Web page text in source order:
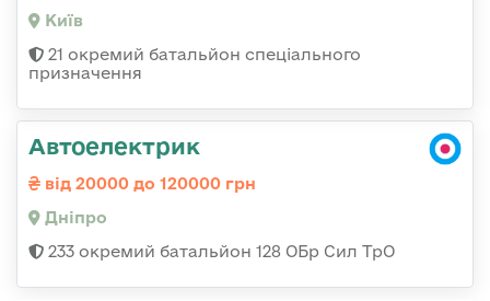
Київ
21 окремий батальйон спеціального
призначення
Автоелектрик
від 20000 до 120000 грн
Дніпро
233 окремий батальйон 128 ОБр Сил ТрО